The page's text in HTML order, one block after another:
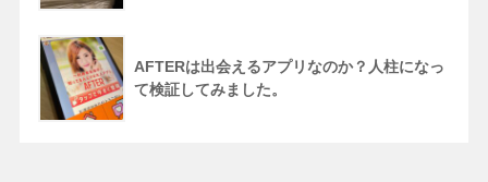
AFTERは出会えるアプリなのか？人柱になっ
て検証してみました。